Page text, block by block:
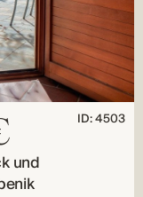
ID: 4503
und